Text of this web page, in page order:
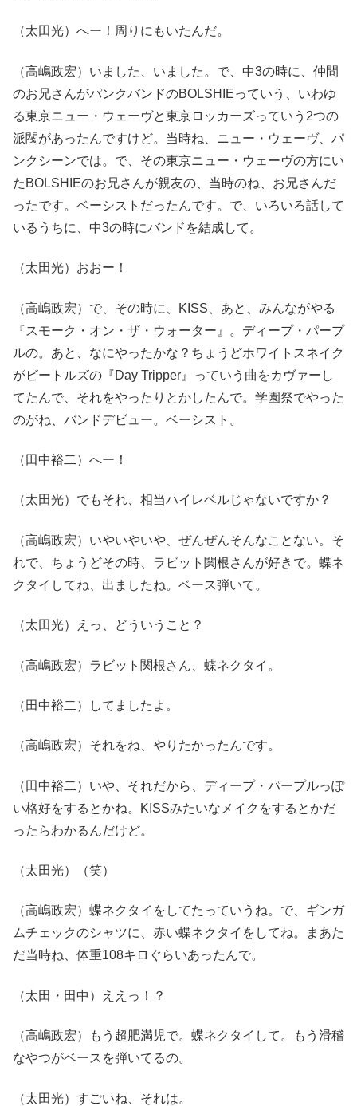
（太田光）へー！周りにもいたんだ。
（高嶋政宏）いました、いました。で、中3の時に、仲間
のお兄さんがパンクバンドのBOLSHIEっていう、いわゆ
る東京ニュー・ウェーヴと東京ロッカーズっていう2つの
派閥があったんですけど。当時ね、ニュー・ウェーヴ、パ
ンクシーンでは。で、その東京ニュー・ウェーヴの方にい
たBOLSHIEのお兄さんが親友の、当時のね、お兄さんだ
ったです。ベーシストだったんです。で、いろいろ話して
いるうちに、中3の時にバンドを結成して。
（太田光）おおー！
（高嶋政宏）で、その時に、KISS、あと、みんながやる
『スモーク・オン・ザ・ウォーター』。ディープ・パープ
ルの。あと、なにやったかな？ちょうどホワイトスネイク
がビートルズの『Day Tripper』っていう曲をカヴァーし
てたんで、それをやったりとかしたんで。学園祭でやった
のがね、バンドデビュー。ベーシスト。
（田中裕二）へー！
（太田光）でもそれ、相当ハイレベルじゃないですか？
（高嶋政宏）いやいやいや、ぜんぜんそんなことない。そ
れで、ちょうどその時、ラビット関根さんが好きで。蝶ネ
クタイしてね、出ましたね。ベース弾いて。
（太田光）えっ、どういうこと？
（高嶋政宏）ラビット関根さん、蝶ネクタイ。
（田中裕二）してましたよ。
（高嶋政宏）それをね、やりたかったんです。
（田中裕二）いや、それだから、ディープ・パープルっぽ
い格好をするとかね。KISSみたいなメイクをするとかだ
ったらわかるんだけど。
（太田光）（笑）
（高嶋政宏）蝶ネクタイをしてたっていうね。で、ギンガ
ムチェックのシャツに、赤い蝶ネクタイをしてね。まあた
だ当時ね、体重108キロぐらいあったんで。
（太田・田中）ええっ！？
（高嶋政宏）もう超肥満児で。蝶ネクタイして。もう滑稽
なやつがベースを弾いてるの。
（太田光）すごいね、それは。